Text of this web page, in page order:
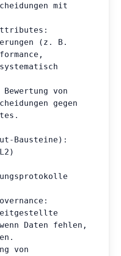
mit
(z. B.
von
gegen
Bausteine):
Daten fehlen,
von